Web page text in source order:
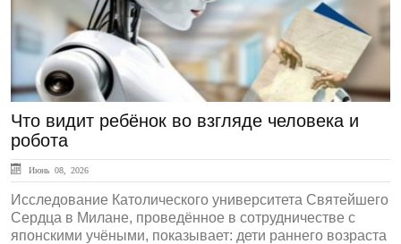
Что видит ребёнок во взгляде человека и
робота
Июнь 08, 2026
Исследование Католического университета Святейшего
Сердца в Милане, проведённое в сотрудничестве с
японскими учёными, показывает: дети раннего возраста